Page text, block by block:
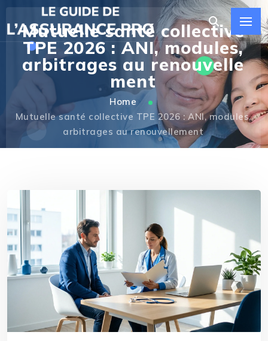
Mutuelle santé collective
TPE 2026 : ANI, modules,
arbitrages au renouvelle
ment
Home
Mutuelle santé collective TPE 2026 : ANI, modules,
arbitrages au renouvellement